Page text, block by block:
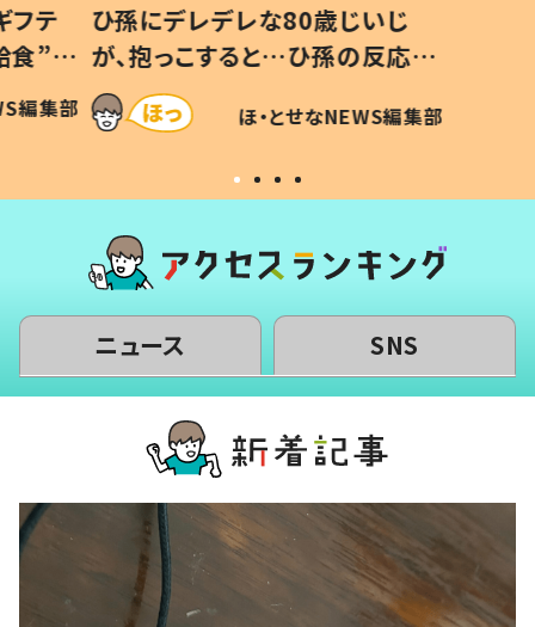
フテ
食”を
の親
編集部
ひ孫にデレデレな80歳じいじ
が、抱っこすると…ひ孫の反応に
「涙が出ました」「可愛くて仕方な
い」
ほ・とせなNEWS編集部
ニュース SNS